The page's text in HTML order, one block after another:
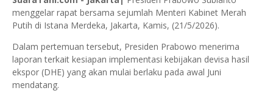
menggelar rapat bersama sejumlah Menteri Kabinet Merah
Putih di Istana Merdeka, Jakarta, Kamis, (21/5/2026).
Dalam pertemuan tersebut, Presiden Prabowo menerima
laporan terkait kesiapan implementasi kebijakan devisa hasil
ekspor (DHE) yang akan mulai berlaku pada awal Juni
mendatang.